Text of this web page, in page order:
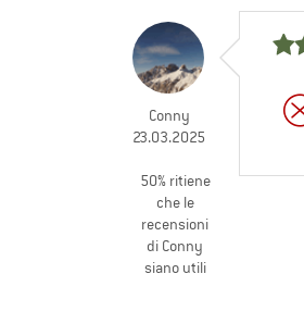
Conny
23.03.2025
50% ritiene
che le
recensioni
di Conny
siano utili